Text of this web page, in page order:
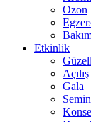
Ozon
Etkinlik
Açılış
Gala